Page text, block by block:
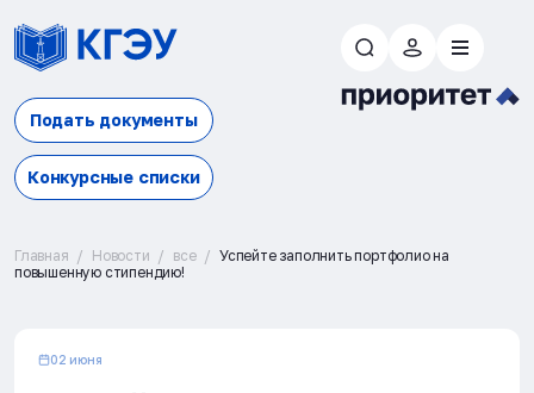
Подать документы
Конкурсные списки
Главная Новости все
Успейте заполнить портфолио на
повышенную стипендию!
02 июня